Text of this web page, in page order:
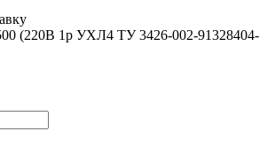
(220В 1р УХЛ4 ТУ 3426-002-91328404-